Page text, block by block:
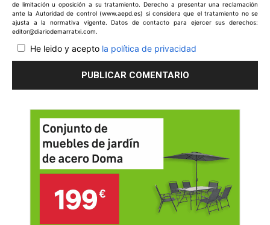
de limitación u oposición a su tratamiento. Derecho a presentar una reclamación
ante la Autoridad de control (www.aepd.es) si considera que el tratamiento no se
ajusta a la normativa vigente. Datos de contacto para ejercer sus derechos:
editor@diariodemarratxi.com.
He leido y acepto la política de privacidad